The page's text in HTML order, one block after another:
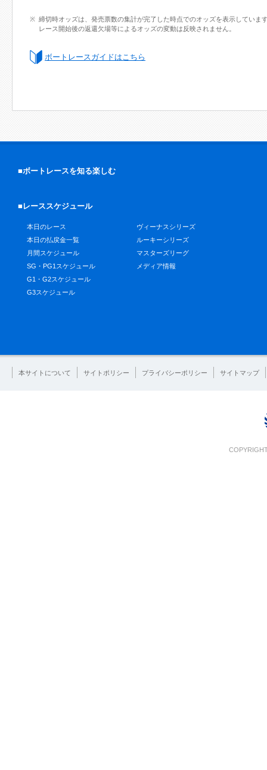
締切時オッズは、発売票数の集計が完了した時点でのオッズを表示していま
レース開始後の返還欠場等によるオッズの変動は反映されません。
ボートレースガイドはこちら
■ボートレースを知る楽しむ
■レーススケジュール
本日のレース
本日の払戻金一覧
月間スケジュール
SG・PG1スケジュール
G1・G2スケジュール
G3スケジュール
ヴィーナスシリーズ
ルーキーシリーズ
マスターズリーグ
メディア情報
本サイトについて サイトポリシー プライバシーポリシー サイトマップ